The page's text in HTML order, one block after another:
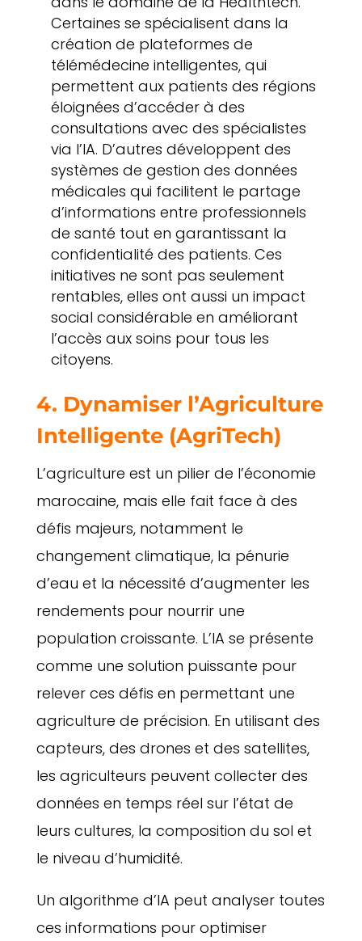
Certaines se spécialisent dans la
création de plateformes de
télémédecine intelligentes, qui
permettent aux patients des régions
éloignées d’accéder à des
consultations avec des spécialistes
via l’IA. D’autres développent des
systèmes de gestion des données
médicales qui facilitent le partage
d’informations entre professionnels
de santé tout en garantissant la
confidentialité des patients. Ces
initiatives ne sont pas seulement
rentables, elles ont aussi un impact
social considérable en améliorant
l’accès aux soins pour tous les
citoyens.
4. Dynamiser l’Agriculture
Intelligente (AgriTech)
L’agriculture est un pilier de l’économie
marocaine, mais elle fait face à des
défis majeurs, notamment le
changement climatique, la pénurie
d’eau et la nécessité d’augmenter les
rendements pour nourrir une
population croissante. L’IA se présente
comme une solution puissante pour
relever ces défis en permettant une
agriculture de précision. En utilisant des
capteurs, des drones et des satellites,
les agriculteurs peuvent collecter des
données en temps réel sur l’état de
leurs cultures, la composition du sol et
le niveau d’humidité.
Un algorithme d’IA peut analyser toutes
ces informations pour optimiser